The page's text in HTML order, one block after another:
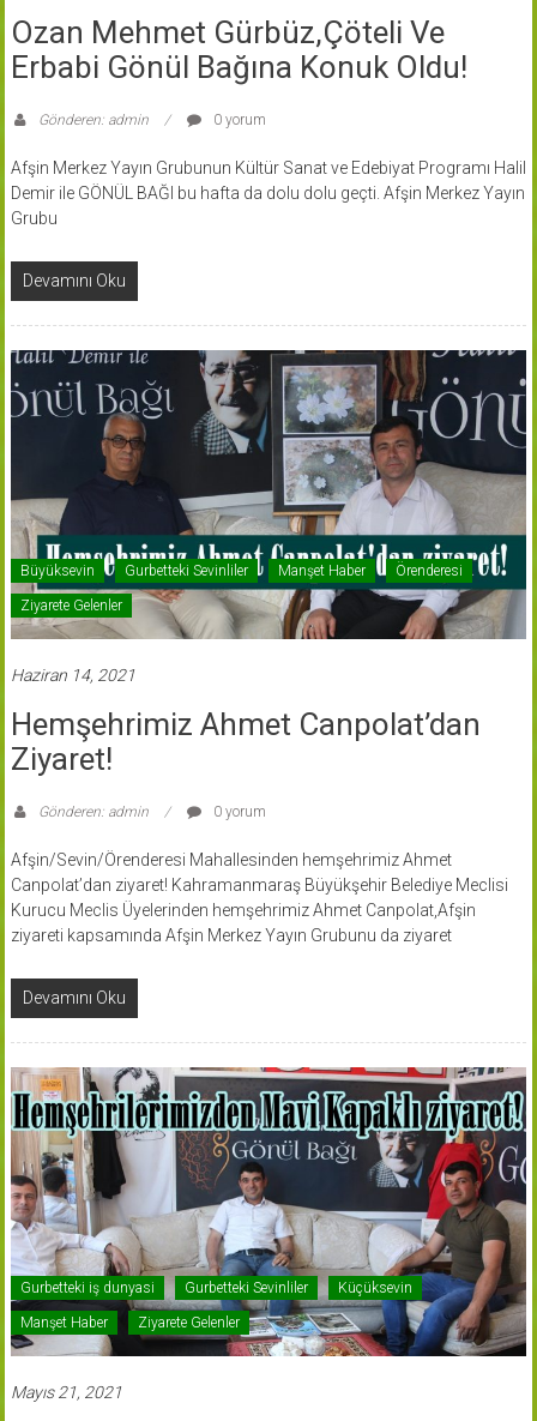
Ozan Mehmet Gürbüz,Çöteli Ve
Erbabi Gönül Bağına Konuk Oldu!
Gönderen: admin 0 yorum
Afşin Merkez Yayın Grubunun Kültür Sanat ve Edebiyat Programı Halil
Demir ile GÖNÜL BAĞI bu hafta da dolu dolu geçti. Afşin Merkez Yayın
Grubu
Devamını Oku
Büyüksevin Gurbetteki Sevinliler Manşet Haber Örenderesi
Ziyarete Gelenler
Haziran 14, 2021
Hemşehrimiz Ahmet Canpolat’dan
Ziyaret!
Gönderen: admin 0 yorum
Afşin/Sevin/Örenderesi Mahallesinden hemşehrimiz Ahmet
Canpolat’dan ziyaret! Kahramanmaraş Büyükşehir Belediye Meclisi
Kurucu Meclis Üyelerinden hemşehrimiz Ahmet Canpolat,Afşin
ziyareti kapsamında Afşin Merkez Yayın Grubunu da ziyaret
Devamını Oku
Gurbetteki iş dunyasi Gurbetteki Sevinliler Küçüksevin
Manşet Haber Ziyarete Gelenler
Mayıs 21, 2021